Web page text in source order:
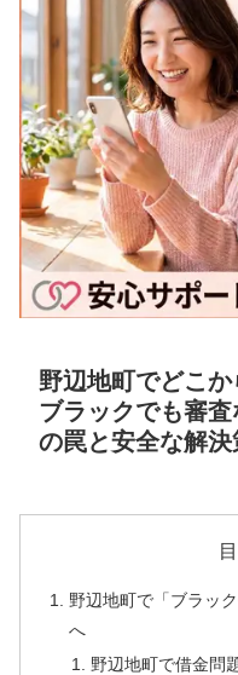
野辺地町でどこか
ブラックでも審
の罠と安全な解決
野辺地町で「ブラッ
へ
野辺地町で借金問